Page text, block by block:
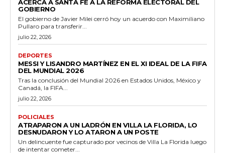
ACERCA A SANTA FE A LA REFORMA ELECTORAL DEL
GOBIERNO
El gobierno de Javier Milei cerró hoy un acuerdo con Maximiliano
Pullaro para transferir...
julio 22, 2026
DEPORTES
MESSI Y LISANDRO MARTÍNEZ EN EL XI IDEAL DE LA FIFA
DEL MUNDIAL 2026
Tras la conclusión del Mundial 2026 en Estados Unidos, México y
Canadá, la FIFA...
julio 22, 2026
POLICIALES
ATRAPARON A UN LADRÓN EN VILLA LA FLORIDA, LO
DESNUDARON Y LO ATARON A UN POSTE
Un delincuente fue capturado por vecinos de Villa La Florida luego
de intentar cometer...